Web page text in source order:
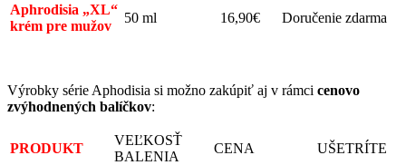
Aphrodisia „XL“
krém pre mužov
50 ml 16,90€ Doručenie zdarma
Výrobky série Aphodisia si možno zakúpiť aj v rámci cenovo
zvýhodnených balíčkov:
PRODUKT
VEĽKOSŤ
BALENIA
CENA
UŠETRÍTE